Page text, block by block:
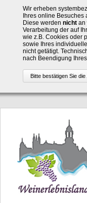
Wir erheben
Ihres online
Diese werden nichtan
Verarbeitung der auf
wie z.B. Cookies oder
sowie Ihres
nicht getätigt.
nach Beendigung